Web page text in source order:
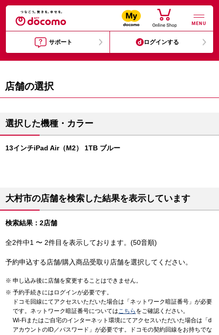
MENU
サポート ログインする
店舗の選択
選択した機種・カラー
13インチiPad Air（M2） 1TB ブルー
大村市の店舗を検索した結果を表示しています
検索結果：2店舗
全2件中1 〜 2件目を表示しております。(50音順)
予約申込する店舗/購入商品受取り店舗を選択してください。
申し込み後に店舗を変更することはできません。
予約手続きにはログインが必要です。
ドコモ回線にてアクセスいただいた場合は「ネットワーク暗証番号」が必要
です。ネットワーク暗証番号についてはこちら をご確認ください。
Wi-Fiまたはご自宅のインターネット環境にてアクセスいただいた場合は「d
アカウントのID／パスワード」が必要です。ドコモの契約回線をお持ちでな